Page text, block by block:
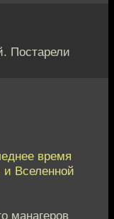
Постарели
время
и Вселенной
манагеров